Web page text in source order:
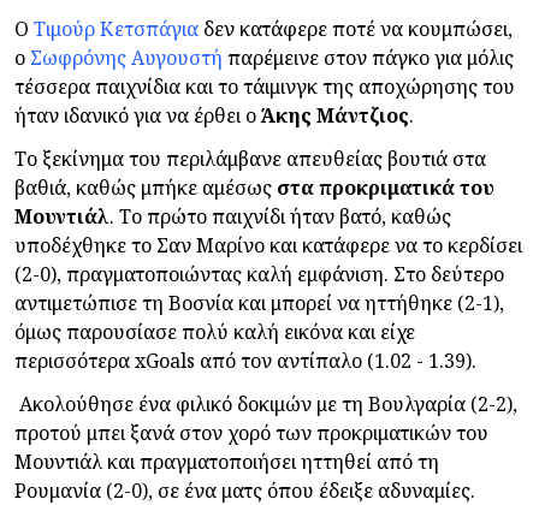
Ο Τιμούρ Κετσπάγια δεν κατάφερε ποτέ να κουμπώσει,
ο Σωφρόνης Αυγουστή παρέμεινε στον πάγκο για μόλις
τέσσερα παιχνίδια και το τάιμινγκ της αποχώρησης του
ήταν ιδανικό για να έρθει οΆκης Μάντζιος.
Το ξεκίνημα του περιλάμβανε απευθείας βουτιά στα
βαθιά, καθώς μπήκε αμέσως στα προκριματικά του
Μουντιάλ. Το πρώτο παιχνίδι ήταν βατό, καθώς
υποδέχθηκε το Σαν Μαρίνο και κατάφερε να το κερδίσει
(2-0), πραγματοποιώντας καλή εμφάνιση. Στο δεύτερο
αντιμετώπισε τη Βοσνία και μπορεί να ηττήθηκε (2-1),
όμως παρουσίασε πολύ καλή εικόνα και είχε
περισσότερα xGoals από τον αντίπαλο (1.02 - 1.39).
Ακολούθησε ένα φιλικό δοκιμών με τη Βουλγαρία (2-2),
προτού μπει ξανά στον χορό των προκριματικών του
Μουντιάλ και πραγματοποιήσει ηττηθεί από τη
Ρουμανία (2-0), σε ένα ματς όπου έδειξε αδυναμίες.